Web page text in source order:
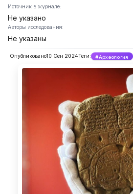
Источник в журнале:
Не указано
Авторы исследования:
Не указаны
Опубликовано10 Сен 2024Теги: #Археология